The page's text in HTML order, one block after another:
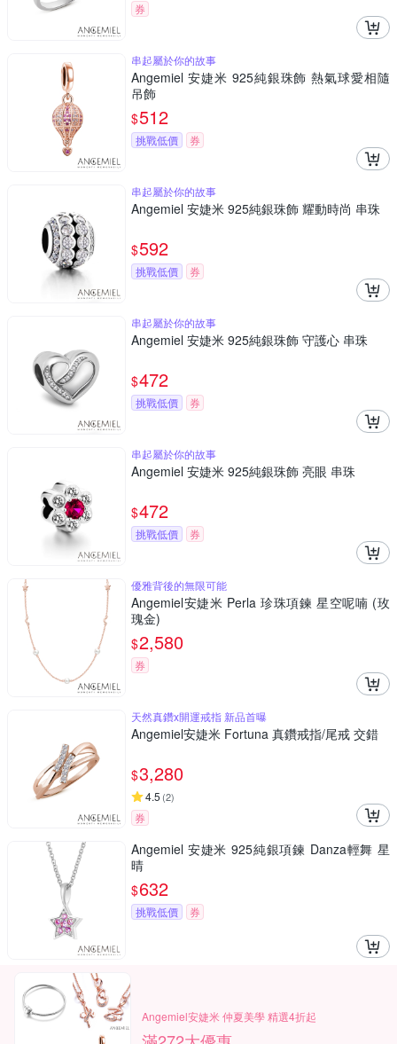
券
串起屬於你的故事
Angemiel 安婕米 925純銀珠飾 熱氣球愛相隨
吊飾
$512
挑戰低價 券
串起屬於你的故事
Angemiel 安婕米 925純銀珠飾 耀動時尚 串珠
$592
挑戰低價 券
串起屬於你的故事
Angemiel 安婕米 925純銀珠飾 守護心 串珠
$472
挑戰低價 券
串起屬於你的故事
Angemiel 安婕米 925純銀珠飾 亮眼 串珠
$472
挑戰低價 券
優雅背後的無限可能
Angemiel安婕米 Perla 珍珠項鍊 星空呢喃 (玫
瑰金)
$2,580
券
天然真鑽x開運戒指 新品首曝
Angemiel安婕米 Fortuna 真鑽戒指/尾戒 交錯
$3,280
4.5 (2)
券
Angemiel 安婕米 925純銀項鍊 Danza輕舞 星
晴
$632
挑戰低價 券
Angemiel安婕米 仲夏美學 精選4折起